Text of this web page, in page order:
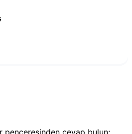
penceresinden cevap bulun;